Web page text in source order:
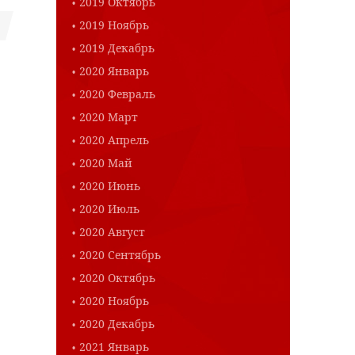
2019 Ноябрь
2019 Декабрь
2020 Январь
2020 Февраль
2020 Март
2020 Апрель
2020 Май
2020 Июнь
2020 Июль
2020 Август
2020 Сентябрь
2020 Октябрь
2020 Ноябрь
2020 Декабрь
2021 Январь